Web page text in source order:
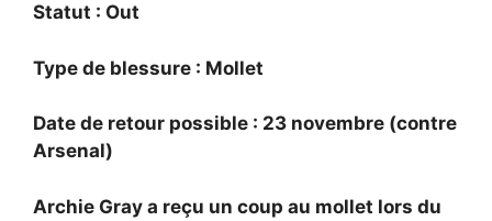
Statut : Out
Type de blessure : Mollet
Date de retour possible : 23 novembre (contre
Arsenal)
Archie Gray a reçu un coup au mollet lors du